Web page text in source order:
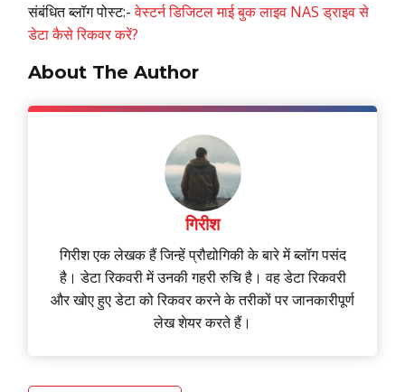
संबंधित ब्लॉग पोस्ट:-वेस्टर्न डिजिटल माई बुक लाइव NAS ड्राइव से
डेटा कैसे रिकवर करें?
About The Author
गिरीश
गिरीश एक लेखक हैं जिन्हें प्रौद्योगिकी के बारे में ब्लॉग पसंद
है। डेटा रिकवरी में उनकी गहरी रुचि है। वह डेटा रिकवरी
और खोए हुए डेटा को रिकवर करने के तरीकों पर जानकारीपूर्ण
लेख शेयर करते हैं।